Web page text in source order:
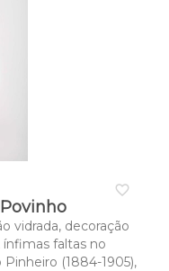
favorite_border
vidrada, decoração
ínfimas faltas no
(1884-1905),